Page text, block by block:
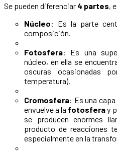
Se pueden diferenciar 4 partes,
Núcleo: Es la parte
composición.
Fotosfera: Es una
núcleo, en ella se
oscuras ocasionadas
temperatura).
Cromosfera: Es una capa
envuelve a la fotosferay
se producen enormes
producto de reacciones
especialmente en la